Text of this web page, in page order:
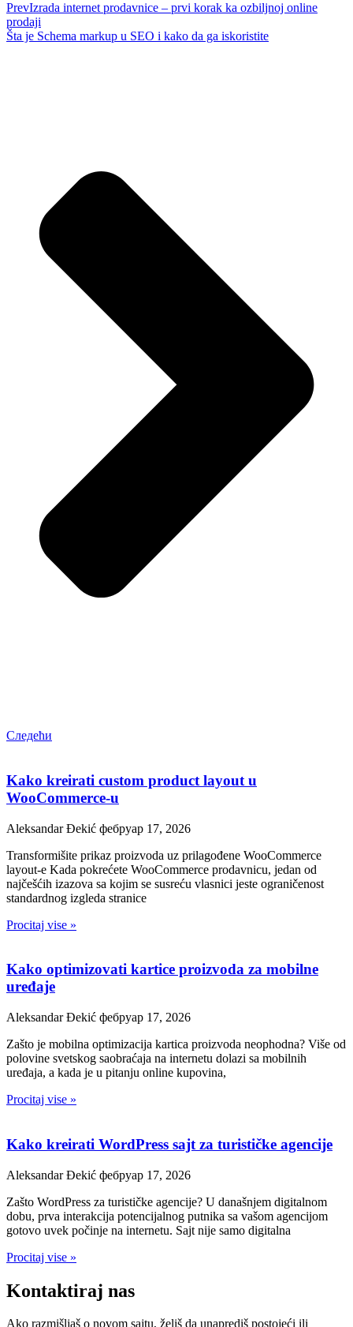
PrevIzrada internet prodavnice – prvi korak ka ozbiljnoj online
prodaji
Šta je Schema markup u SEO i kako da ga iskoristite
Следећи
Kako kreirati custom product layout u
WooCommerce-u
Aleksandar Đekić фебруар 17, 2026
Transformišite prikaz proizvoda uz prilagođene WooCommerce
layout-e Kada pokrećete WooCommerce prodavnicu, jedan od
najčešćih izazova sa kojim se susreću vlasnici jeste ograničenost
standardnog izgleda stranice
Procitaj vise »
Kako optimizovati kartice proizvoda za mobilne
uređaje
Aleksandar Đekić фебруар 17, 2026
Zašto je mobilna optimizacija kartica proizvoda neophodna? Više od
polovine svetskog saobraćaja na internetu dolazi sa mobilnih
uređaja, a kada je u pitanju online kupovina,
Procitaj vise »
Kako kreirati WordPress sajt za turističke agencije
Aleksandar Đekić фебруар 17, 2026
Zašto WordPress za turističke agencije? U današnjem digitalnom
dobu, prva interakcija potencijalnog putnika sa vašom agencijom
gotovo uvek počinje na internetu. Sajt nije samo digitalna
Procitaj vise »
Kontaktiraj nas
Ako razmišljaš o novom sajtu, želiš da unaprediš postojeći ili